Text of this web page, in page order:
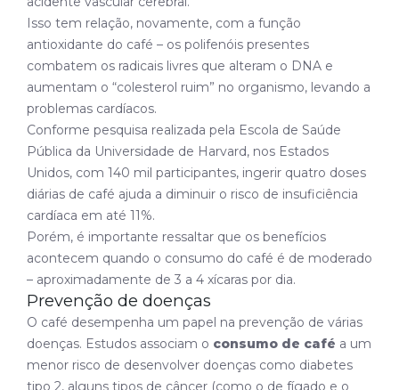
Isso tem relação, novamente, com a função
antioxidante do café – os polifenóis presentes
combatem os radicais livres que alteram o DNA e
aumentam o “colesterol ruim” no organismo, levando a
problemas cardíacos.
Conforme pesquisa realizada pela Escola de Saúde
Pública da Universidade de Harvard, nos Estados
Unidos, com 140 mil participantes, ingerir quatro doses
diárias de café ajuda a diminuir o risco de insuficiência
cardíaca em até 11%.
Porém, é importante ressaltar que os benefícios
acontecem quando o consumo do café é de moderado
– aproximadamente de 3 a 4 xícaras por dia.
Prevenção de doenças
O café desempenha um papel na prevenção de várias
doenças. Estudos associam o consumo de café a um
menor risco de desenvolver doenças como diabetes
tipo 2, alguns tipos de câncer (como o de fígado e o